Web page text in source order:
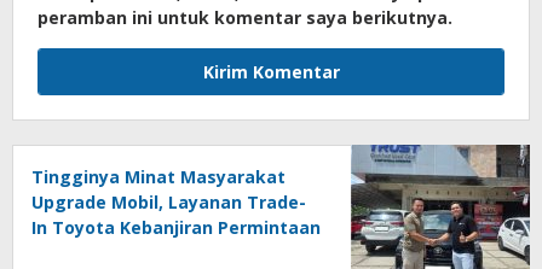
peramban ini untuk komentar saya berikutnya.
Tingginya Minat Masyarakat
Upgrade Mobil, Layanan Trade-
In Toyota Kebanjiran Permintaan